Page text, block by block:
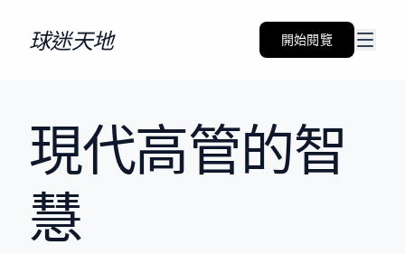
球迷天地 開始閱覽
現代高管的智
慧